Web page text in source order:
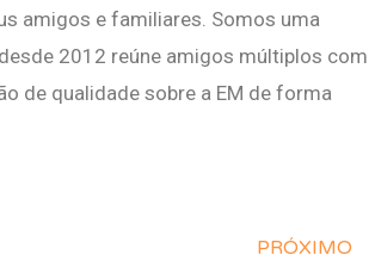
amigos e familiares. Somos uma
2012 reúne amigos múltiplos com
de qualidade sobre a EM de forma
PRÓXIMO